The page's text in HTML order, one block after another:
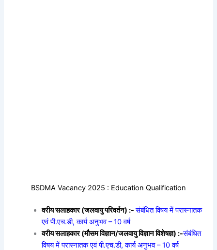
BSDMA Vacancy 2025 : Education Qualification
वरीय सलाहकार (जलवायु परिवर्तन) :- संबंधित विषय में परास्नातक
एवं पी.एच.डी, कार्य अनुभव – 10 वर्ष
वरीय सलाहकार (मौसम विज्ञान/जलवायु विज्ञान विशेषज्ञ) :-संबंधित
विषय में परास्नातक एवं पी.एच.डी, कार्य अनुभव – 10 वर्ष